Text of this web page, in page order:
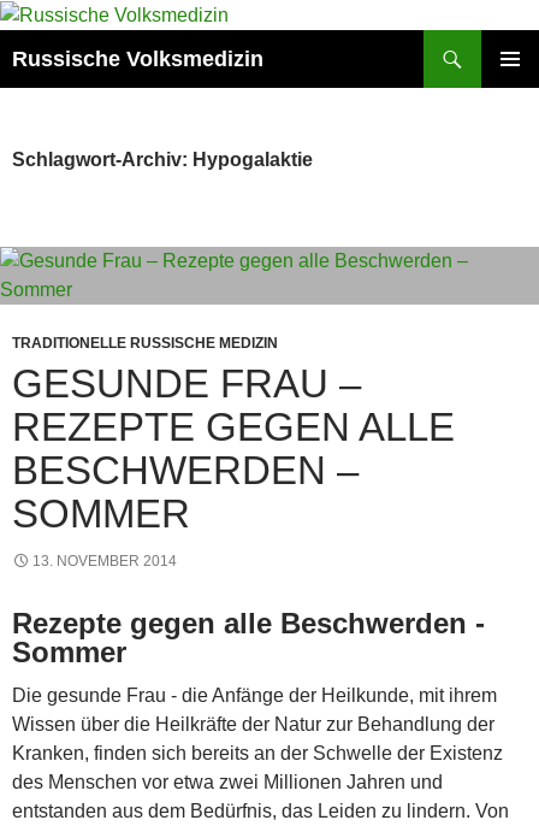
Zum
springen
Russische Volksmedizin
Schlagwort-Archiv: Hypogalaktie
TRADITIONELLE RUSSISCHE MEDIZIN
GESUNDE FRAU –
REZEPTE GEGEN ALLE
BESCHWERDEN –
SOMMER
13. NOVEMBER 2014
Rezepte gegen alle Beschwerden -
Sommer
Die gesunde Frau - die Anfänge der Heilkunde, mit ihrem
Wissen über die Heilkräfte der Natur zur Behandlung der
Kranken, finden sich bereits an der Schwelle der Existenz
des Menschen vor etwa zwei Millionen Jahren und
entstanden aus dem Bedürfnis, das Leiden zu lindern. Von